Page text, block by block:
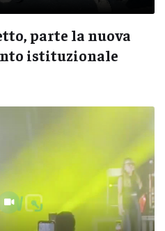
parte la nuova
istituzionale